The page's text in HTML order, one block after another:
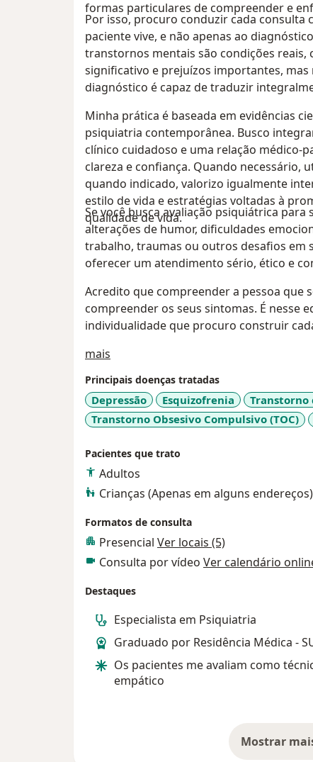
formas particulares de compreender e
Por isso, procuro conduzir cada consulta
paciente vive, e não apenas ao
transtornos mentais são condições reais,
significativo e prejuízos importantes,
diagnóstico é capaz de traduzir
Minha prática é baseada em evidências
psiquiatria contemporânea. Busco
clínico cuidadoso e uma relação médico-
clareza e confiança. Quando necessário,
quando indicado, valorizo igualmente
estilo de vida e estratégias voltadas à
qualidade de vida.
Se você busca avaliação psiquiátrica
alterações de humor, dificuldades
trabalho, traumas ou outros desafios em
oferecer um atendimento sério, ético e
Acredito que compreender a pessoa que
compreender os seus sintomas. É nesse
individualidade que procuro construir
mais
Principais doenças tratadas
Depressão Esquizofrenia
Transtorno
Transtorno Obsesivo Compulsivo (TOC)
Pacientes que trato
Adultos
Crianças (Apenas em alguns endereços)
Formatos de consulta
Presencial Ver locais (5)
Consulta por vídeo Ver calendário
Destaques
Especialista em Psiquiatria
Graduado por Residência Médica -
Os pacientes me avaliam como
empático
Mostrar